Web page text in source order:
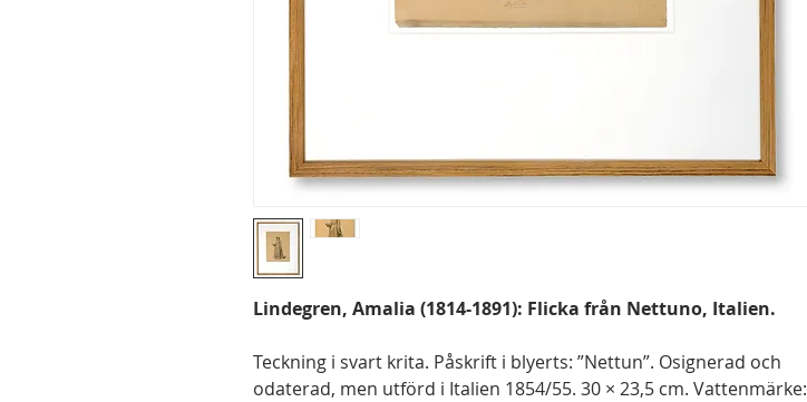
Lindegren, Amalia (1814-1891): Flicka från Nettuno, Italien.
Teckning i svart krita. Påskrift i blyerts: ”Nettun”. Osignerad och
odaterad, men utförd i Italien 1854/55. 30 × 23,5 cm. Vattenmärke: